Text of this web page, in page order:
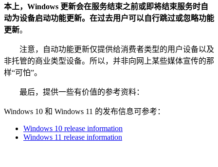
本上，Windows 更新会在服务结束之前或即将结束服务时自
动为设备启动功能更新。在过去用户可以自行跳过或忽略功能
更新。
注意，自动功能更新仅提供给消费者类型的用户设备以及
非托管的商业类型设备。所以，并非向网上某些媒体宣传的那
样“可怕”。
最后，提供一些有价值的参考资料：
Windows 10 和 Windows 11 的发布信息可参考：
Windows 10 release information
Windows 11 release information